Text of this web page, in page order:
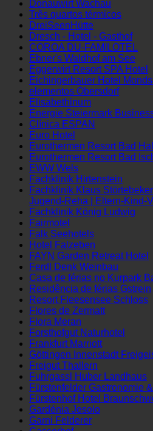
Hotel Divan Istanbul
Donauwirt Wachau
Três quartos térmicos
DreiSeenHütte
Dresch - Hotel - Gasthof
COROA DU-FAMILOTEL
Ebner's Waldhof am See
Eggerwirt Resort SPA Hotel
Eichingerbauer Hotel
elementos Obersdorf
Elisabethinum
Energie Steiermark Business
Clínica ESPAN
Euro Hotel
Eurothermen Resort Bad
Eurothermen Resort Bad Ischl
EWW Wels
Fachklinik Hirtenstein
Fachklinik Klaus
Jugend-Reha | Eltern-Kind-
Fachklinik König Ludwig
Fairmotel
Falk Seehotels
Hotel Falzeben
FAYN Garden Retreat Hotel
Ferdl Denk Weinbau
Casa de férias no Kurpark
Residência de férias Gstrein
Resort Fleesensee Schloss
Flores de Zermatt
Flora Meran
Forsthofgut Naturhotel
Frankfurt Marriott
Göttingen Innenstadt Freigeist
Freigut Thallern
Fuhrgassl Huber Landhaus
Fürstenfelder Gastronomie &
Fürstenhof Hotel
Gardénia Jesolo